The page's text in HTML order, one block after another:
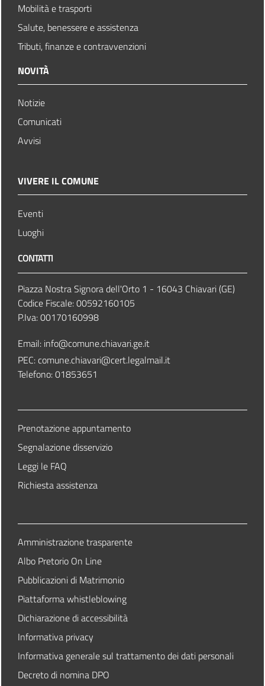
Mobilità e trasporti
Salute, benessere e assistenza
Tributi, finanze e contravvenzioni
NOVITÀ
Notizie
Comunicati
Avvisi
VIVERE IL COMUNE
Eventi
Luoghi
CONTATTI
Piazza Nostra Signora dell'Orto 1 - 16043 Chiavari (GE)
Codice Fiscale: 00592160105
P.Iva: 00170160998
Email: info@comune.chiavari.ge.it
PEC: comune.chiavari@cert.legalmail.it
Telefono: 01853651
Prenotazione appuntamento
Segnalazione disservizio
Leggi le FAQ
Richiesta assistenza
Amministrazione trasparente
Albo Pretorio On Line
Pubblicazioni di Matrimonio
Piattaforma whistleblowing
Dichiarazione di accessibilità
Informativa privacy
Informativa generale sul trattamento dei dati personali
Decreto di nomina DPO